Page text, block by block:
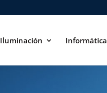
Iluminación Informática